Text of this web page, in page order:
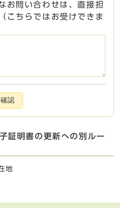
お問い合わせは、直接担
こちらではお受けできま
確認
証明書の更新への別ルー
地